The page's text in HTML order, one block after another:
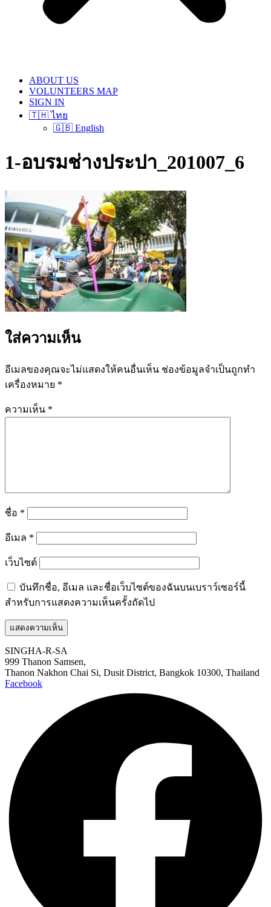
ABOUT US
VOLUNTEERS MAP
SIGN IN
🇹🇭 ไทย
🇬🇧 English
1-อบรมช่างประปา_201007_6
ใส่ความเห็น
อีเมลของคุณจะไม่แสดงให้คนอื่นเห็น ช่องข้อมูลจำเป็นถูกทำ
เครื่องหมาย *
ความเห็น *
ชื่อ *
อีเมล *
เว็บไซต์
บันทึกชื่อ, อีเมล และชื่อเว็บไซต์ของฉันบนเบราว์เซอร์นี้
สำหรับการแสดงความเห็นครั้งถัดไป
SINGHA-R-SA
999 Thanon Samsen,
Thanon Nakhon Chai Si, Dusit District, Bangkok 10300, Thailand
Facebook